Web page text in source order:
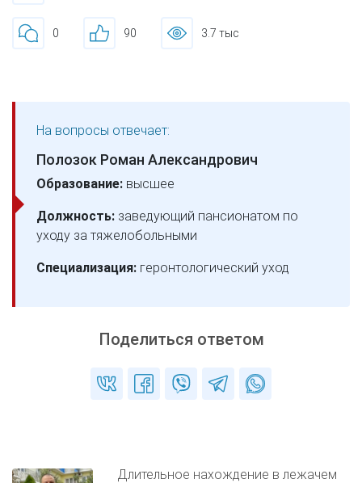
0 90 3.7 тыс
На вопросы отвечает:
Полозок Роман Александрович
Образование: высшее
Должность: заведующий пансионатом по
уходу за тяжелобольными
Специализация: геронтологический уход
Поделиться ответом
Длительное нахождение в лежачем